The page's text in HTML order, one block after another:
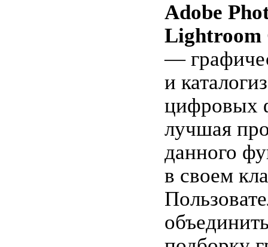
Adobe
Lightroom
—
и
цифровых
лучшая
данного
в своем